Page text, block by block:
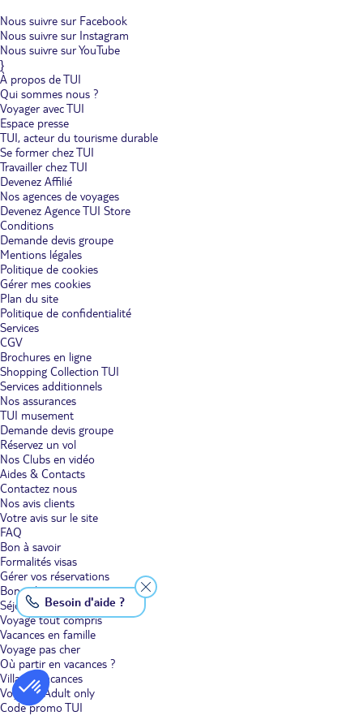
Maroc est la diversité pittoresque qui s'incarne dans ses différentes villes.
Visiter Agadir et Marrakech, c'est découvrir deux facettes du pays. Vous
désirez profiter du soleil, de la mer et du sable fin ? Les multiples hôtels
et clubs proposés par TUI à Agadir sont faits pour vous. La Ville Blanche
manquez pas de visiter le port, où règne une ambiance touristique et
conviviale. Séjourner à Agadir, c'est faire le choix du Maroc moderne, la
ville ayant été entièrement reconstruite dans les années 1960.C'est plutôt
le Maroc pittoresque et intérieur qui vous attire ? Envolez-vous pour
Marrakech, une des cités impériales. Dominée par les cimes de l'Atlas,
elle dévoile un centre-ville entouré de remparts et des quartiers plus
contemporains. Votre hôtel à Marrakech est un excellent point de départ
pour pratiquer la randonnée en chameau ou en quad lors de votre
séjour de dernière minute au Maroc.
Marrakech et les trésors du Maroc.
pour les amoureux de la culture et de l'architecture arabe. Laissez-vous
envoûter par la ville, ses musées, ses monuments et ses jardins. L'un des
points forts de Marrakech, surnommée la Ville Rouge pour la couleur de
ses remparts composés de chaux et de terre : les bijoux architecturaux à
y découvrir. Dans la cité ocre se dressent des édifices incontournables,
comme le palais de la Bahia, érigé au 19e siècle, chef-d'œuvre de l'art
islamique. De même, soyez émerveillé par la mosquée Koutoubia, bâtie
au 12e siècle, sobre et imposante, qui constitue un des joyaux sunnites.
D'autres monuments sont de nature à vous éblouir tout autant au cours
de votre séjour de dernière minute au Maroc, comme la Médersa Ben-
Youssef, une école coranique construite par les Maures, qui reflète toute
la finesse de leur savoir-faire. Enfin, promenez-vous dans des jardins
soignés et enchanteurs, comme ceux de la Ménara, qui se rejoignent à
pied depuis le centre-ville.
Un séjour de dernière minute au Maroc en couple ou en
famille.Laissez-vous tenter par une offre de dernière minute au Maroc
pour profiter de la variété d'activités et des trésors à explorer dans le
pays depuis Agadir ou Marrakech. Bénéficiez d'un séjour de dernière
minute romantique à Agadir, comme pour fêter des noces nouvelles.
Depuis votre hôtel ou votre club, allez-vous balader dans la vallée du
Paradis. Découvrez des animaux à plumes rares et splendides dans la
vallée des Oiseaux. Arpentez la petite ville de Taroudant et, surtout,
prendre des vacances familiales à Marrakech pour partager des souvenirs
inoubliables. Baignez-vous dans les majestueuses cascades d'Ouzoud,
accompagné des singes, ou bien visitez l'immanquable musée de
Marrakech, situé dans le palais Dar Mnebhi. Les enfants se divertissent et
se rafraîchissent dans le premier parc aquatique du pays, l'Oasiria
Marrakech. Que vous soyez nature ou culture, vous reviendrez enchanté
de votre escapade au Maroc.
Des ambiances orientales inoubliables.
une atmosphère chaleureuse, typique du Maghreb. Partez pour un
séjour de dernière minute au Maroc et tombez sous le charme de ce
pays. Visiter le Maroc, c'est goûter à une ambiance unique que l'on peut
ressentir en explorant les souks, ces marchés colorés qui dégagent une
odeur orientale et épicée. Déambuler dans la Médina de Marrakech ou
Nous suivre sur Facebook
Nous suivre sur Instagram
Nous suivre sur YouTube
}
À propos de TUI
Qui sommes nous ?
Voyager avec TUI
Espace presse
TUI, acteur du tourisme durable
Se former chez TUI
Travailler chez TUI
Devenez Affilié
Nos agences de voyages
Devenez Agence TUI Store
Conditions
Demande devis groupe
Mentions légales
Politique de cookies
Gérer mes cookies
Plan du site
Politique de confidentialité
Services
CGV
Brochures en ligne
Shopping Collection TUI
Services additionnels
Nos assurances
TUI musement
Demande devis groupe
Réservez un vol
Nos Clubs en vidéo
Aides & Contacts
Contactez nous
Nos avis clients
Votre avis sur le site
FAQ
Bon à savoir
Formalités visas
Gérer vos réservations
Bons plans voyage
Séjour
Voyage tout compris
Vacances en famille
Voyage pas cher
Où partir en vacances ?
Villages vacances
Voyages Adult only
Code promo TUI
Besoin d'aide ?